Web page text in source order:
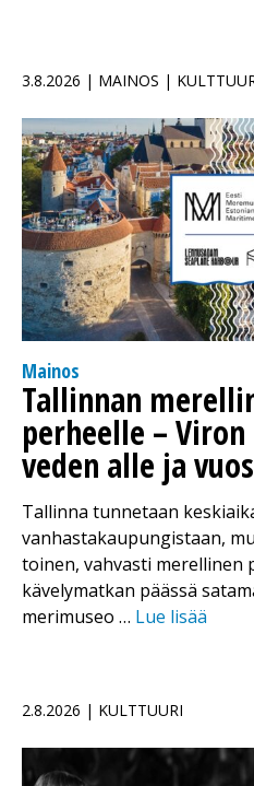
3.8.2026 | MAINOS |
Mainos
Tallinnan
perheelle –
veden alle ja
Tallinna tunnetaan
vanhastakaupungistaan,
toinen, vahvasti merellinen
kävelymatkan päässä
merimuseo … Lue lisää
2.8.2026 | KULTTUURI